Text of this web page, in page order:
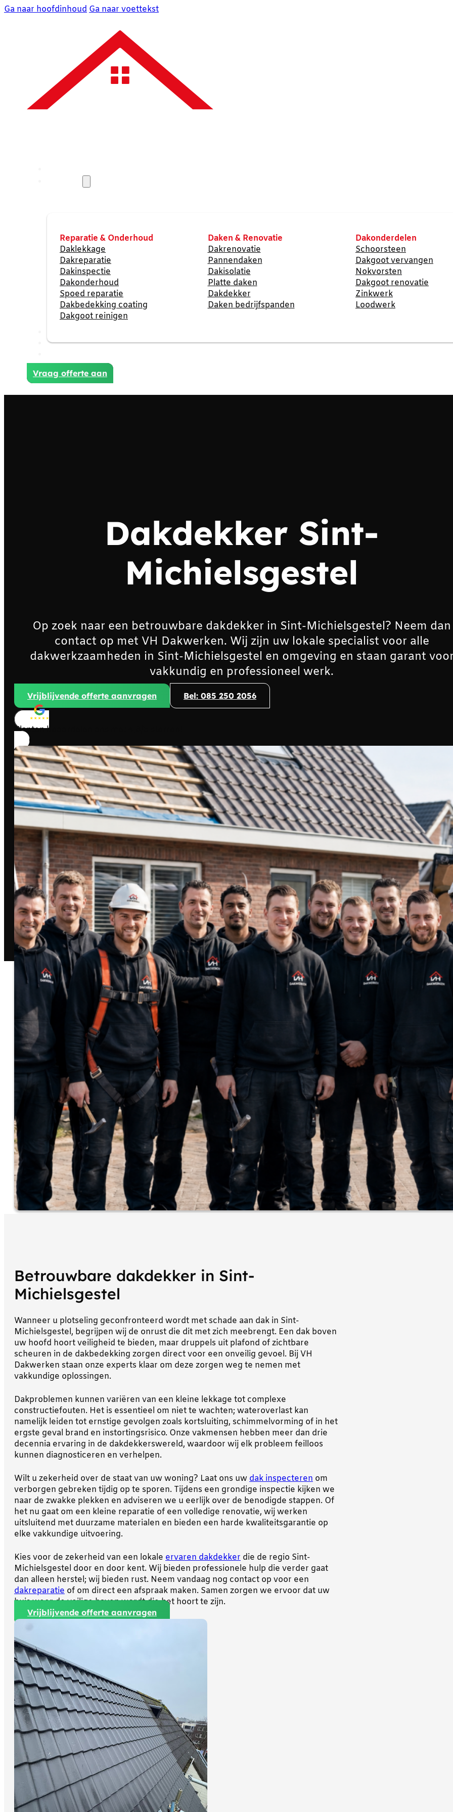
Ga naar hoofdinhoud Ga naar voettekst
Reparatie & Onderhoud
Daklekkage
Dakreparatie
Dakinspectie
Dakonderhoud
Spoed reparatie
Dakbedekking coating
Dakgoot reinigen
Daken & Renovatie
Dakrenovatie
Pannendaken
Dakisolatie
Platte daken
Dakdekker
Daken bedrijfspanden
Dakonderdelen
Schoorsteen
Dakgoot vervangen
Nokvorsten
Dakgoot renovatie
Zinkwerk
Loodwerk
Projecten
Vraag offerte aan
Dakdekker Sint-
Michielsgestel
Op zoek naar een betrouwbare dakdekker in Sint-Michielsgestel? Neem dan
contact op met VH Dakwerken. Wij zijn uw lokale specialist voor alle
dakwerkzaamheden in Sint-Michielsgestel en omgeving en staan garant
vakkundig en professioneel werk.
Vrijblijvende offerte aanvragen Bel: 085 250 2056
Klanten beoordelen ons met
Betrouwbare dakdekker in Sint-
Michielsgestel
Wanneer u plotseling geconfronteerd wordt met schade aan dak in Sint-
Michielsgestel, begrijpen wij de onrust die dit met zich meebrengt. Een dak boven
uw hoofd hoort veiligheid te bieden, maar druppels uit plafond of zichtbare
scheuren in de dakbedekking zorgen direct voor een onveilig gevoel. Bij VH
Dakwerken staan onze experts klaar om deze zorgen weg te nemen met
vakkundige oplossingen.
Dakproblemen kunnen variëren van een kleine lekkage tot complexe
constructiefouten. Het is essentieel om niet te wachten; wateroverlast kan
namelijk leiden tot ernstige gevolgen zoals kortsluiting, schimmelvorming of in het
ergste geval brand en instortingsrisico. Onze vakmensen hebben meer dan drie
decennia ervaring in de dakdekkerswereld, waardoor wij elk probleem feilloos
kunnen diagnosticeren en verhelpen.
Wilt u zekerheid over de staat van uw woning? Laat ons uwdak inspecteren om
verborgen gebreken tijdig op te sporen. Tijdens een grondige inspectie kijken we
naar de zwakke plekken en adviseren we u eerlijk over de benodigde stappen. Of
het nu gaat om een kleine reparatie of een volledige renovatie, wij werken
uitsluitend met duurzame materialen en bieden een harde kwaliteitsgarantie op
elke vakkundige uitvoering.
Kies voor de zekerheid van een lokale ervaren dakdekker die de regio Sint-
Michielsgestel door en door kent. Wij bieden professionele hulp die verder gaat
dan alleen herstel; wij bieden rust. Neem vandaag nog contact op voor een
dakreparatie of om direct een afspraak maken. Samen zorgen we ervoor dat uw
huis weer de veilige haven wordt die het hoort te zijn.
Vrijblijvende offerte aanvragen